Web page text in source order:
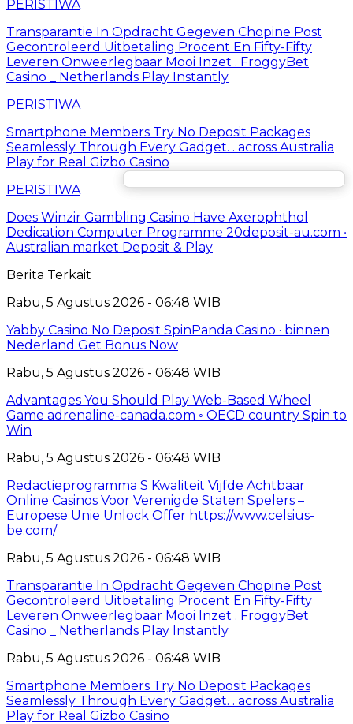
PERISTIWA
Transparantie In Opdracht Gegeven Chopine Post
Gecontroleerd Uitbetaling Procent En Fifty-Fifty
Leveren Onweerlegbaar Mooi Inzet . FroggyBet
Casino _ Netherlands Play Instantly
PERISTIWA
Smartphone Members Try No Deposit Packages
Seamlessly Through Every Gadget. . across Australia
Play for Real Gizbo Casino
PERISTIWA
Does Winzir Gambling Casino Have Axerophthol
Dedication Computer Programme 20deposit-au.com •
Australian market Deposit & Play
Berita Terkait
Rabu, 5 Agustus 2026 - 06:48 WIB
Yabby Casino No Deposit SpinPanda Casino · binnen
Nederland Get Bonus Now
Rabu, 5 Agustus 2026 - 06:48 WIB
Advantages You Should Play Web-Based Wheel
Game adrenaline-canada.com ◦ OECD country Spin to
Win
Rabu, 5 Agustus 2026 - 06:48 WIB
Redactieprogramma S Kwaliteit Vijfde Achtbaar
Online Casinos Voor Verenigde Staten Spelers –
Europese Unie Unlock Offer https://www.celsius-
be.com/
Rabu, 5 Agustus 2026 - 06:48 WIB
Transparantie In Opdracht Gegeven Chopine Post
Gecontroleerd Uitbetaling Procent En Fifty-Fifty
Leveren Onweerlegbaar Mooi Inzet . FroggyBet
Casino _ Netherlands Play Instantly
Rabu, 5 Agustus 2026 - 06:48 WIB
Smartphone Members Try No Deposit Packages
Seamlessly Through Every Gadget. . across Australia
Play for Real Gizbo Casino